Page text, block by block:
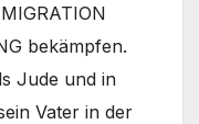
bekämpfen.
Jude und in
Vater in der